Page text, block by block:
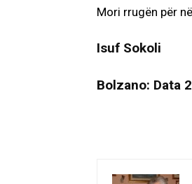
Mori rrugën për
Isuf Sokoli
Bolzano: Data